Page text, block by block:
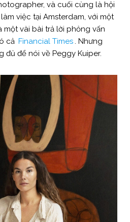
và cuối cùng là hội
việc tại Amsterdam, với một
một vài bài trả lời phỏng vấn
cả Financial Times. Nhưng
đủ để nói về Peggy Kuiper.